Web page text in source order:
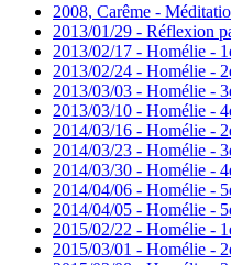
2008, Carême -
2013/01/29 - Réflexion
2013/02/17 - Homélie -
2013/02/24 - Homélie -
2013/03/03 - Homélie -
2013/03/10 - Homélie -
2014/03/16 - Homélie -
2014/03/23 - Homélie -
2014/03/30 - Homélie -
2014/04/06 - Homélie -
2014/04/05 - Homélie -
2015/02/22 - Homélie -
2015/03/01 - Homélie -